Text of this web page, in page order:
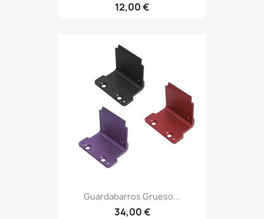
12,00 €
Guardabarros Grueso...
34,00 €